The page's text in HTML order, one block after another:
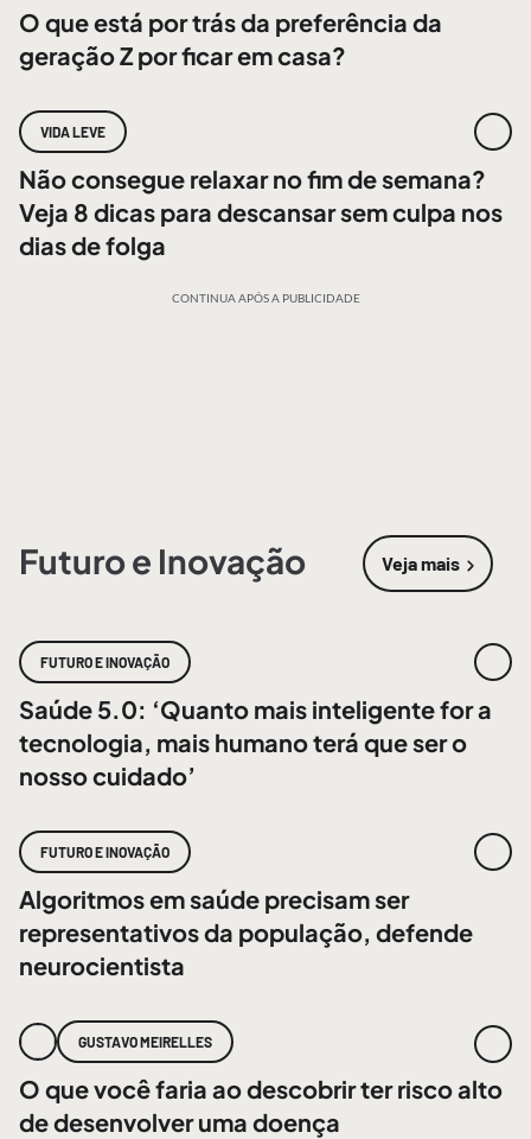
O que está por trás da preferência da
geração Z por ficar em casa?
VIDA LEVE
Não consegue relaxar no fim de semana?
Veja 8 dicas para descansar sem culpa nos
dias de folga
CONTINUA APÓS A PUBLICIDADE
Futuro e Inovação Veja mais
sobre
FUTURO E INOVAÇÃO
Saúde 5.0: ‘Quanto mais inteligente for a
tecnologia, mais humano terá que ser o
nosso cuidado’
FUTURO E INOVAÇÃO
Algoritmos em saúde precisam ser
representativos da população, defende
neurocientista
GUSTAVO MEIRELLES
O que você faria ao descobrir ter risco alto
de desenvolver uma doença